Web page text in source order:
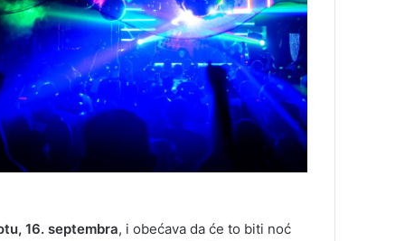
16. septembra, i obećava da će to biti noć